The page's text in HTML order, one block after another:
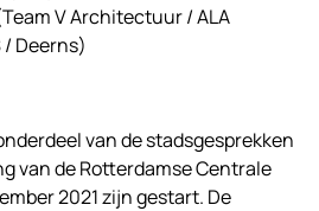
V Architectuur / ALA
Deerns)
van de stadsgesprekken
van de Rotterdamse Centrale
2021 zijn gestart. De